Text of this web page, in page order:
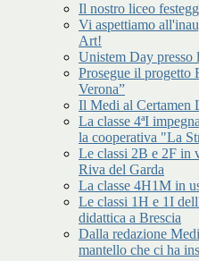
Il nostro liceo
Vi aspettiamo
Art!
Unistem Day
Prosegue il
Verona”
Il Medi al Certamen
La classe 4ªI
la cooperativa "La
Le classi 2B e 2F in
Riva del Garda
La classe 4H1M in
Le classi 1H e 1I
didattica a Brescia
Dalla redazione
mantello che ci ha